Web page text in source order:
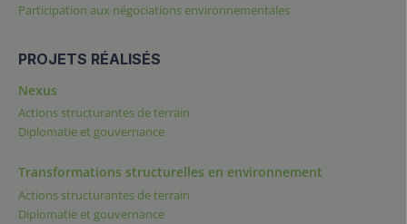
Participation aux négociations environnementales
PROJETS RÉALISÉS
Nexus
Actions structurantes de terrain
Diplomatie et gouvernance
Transformations structurelles en environnement
Actions structurantes de terrain
Diplomatie et gouvernance